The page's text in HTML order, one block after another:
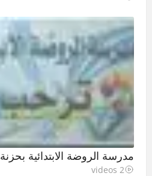
مدرسة الروضة الابتدائية بحزنة
2 videos